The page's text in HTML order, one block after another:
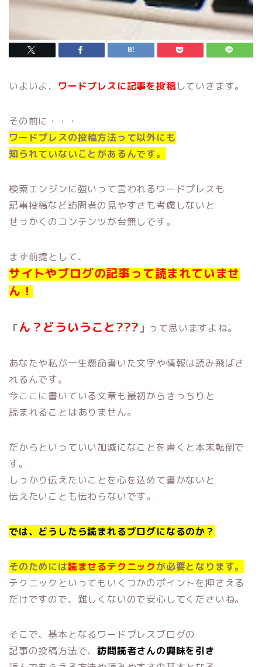
いよいよ、 ワードプレスに記事を投稿していきます。
その前に・・・
ワードプレスの投稿方法って以外にも
知られていないことがあるんです。
検索エンジンに強いって言われるワードプレスも
記事投稿など訪問者の見やすさも考慮しないと
せっかくのコンテンツが台無しです。
まず前提として、
サイトやブログの記事って読まれていませ
ん！
「ん？どういうこと??? 」 って思いますよね。
あなたや私が一生懸命書いた文字や情報は読み飛ばさ
れるんです。
今ここに書いている文章も最初からきっちりと
読まれることはありません。
だからといっていい加減になことを書くと本末転倒で
す。
しっかり伝えたいことを心を込めて書かないと
伝えたいことも伝わらないです。
では、どうしたら読まれるブログになるのか？
そのためには読ませるテクニックが必要となります。
テクニックといってもいくつかのポイントを押さえる
だけですので、難しくないので安心してくださいね。
そこで、基本となるワードプレスブログの
記事の投稿方法で、訪問読者さんの興味を引き